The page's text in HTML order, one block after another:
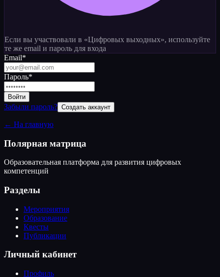
Если вы участвовали в «Цифровых выходных», используйте
те же email и пароль для входа
Email*
Пароль*
Войти
Забыли пароль? Создать аккаунт
← На главную
Полярная матрица
Образовательная платформа для развития цифровых
компетенций
Разделы
Мероприятия
Образование
Квесты
Публикации
Личный кабинет
Профиль